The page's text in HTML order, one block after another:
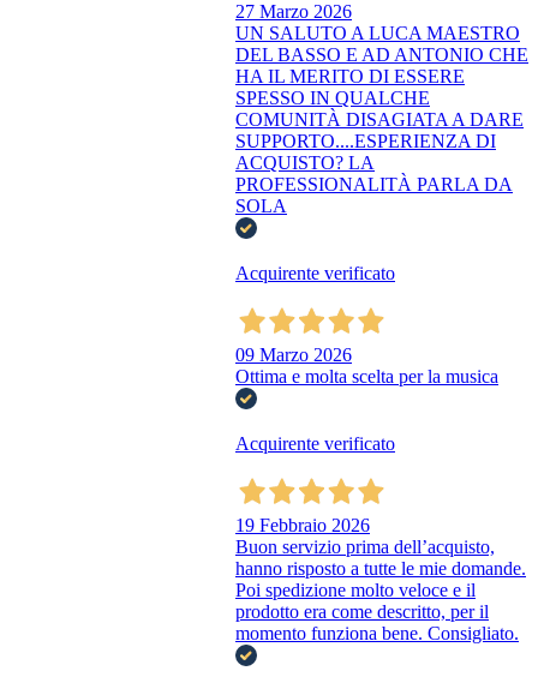
27 Marzo 2026
UN SALUTO A LUCA MAESTRO
DEL BASSO E AD ANTONIO CHE
HA IL MERITO DI ESSERE
SPESSO IN QUALCHE
COMUNITÀ DISAGIATA A DARE
SUPPORTO....ESPERIENZA DI
ACQUISTO? LA
PROFESSIONALITÀ PARLA DA
SOLA
Acquirente verificato
09 Marzo 2026
Ottima e molta scelta per la musica
Acquirente verificato
19 Febbraio 2026
Buon servizio prima dell’acquisto,
hanno risposto a tutte le mie domande.
Poi spedizione molto veloce e il
prodotto era come descritto, per il
momento funziona bene. Consigliato.